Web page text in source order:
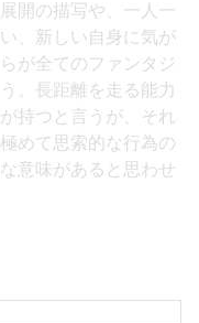
開の描写や、一人一
、新しい自身に気が
が全てのファンタジ
。長距離を走る能力
持つと言うが、それ
めて思索的な行為の
意味があると思わせ